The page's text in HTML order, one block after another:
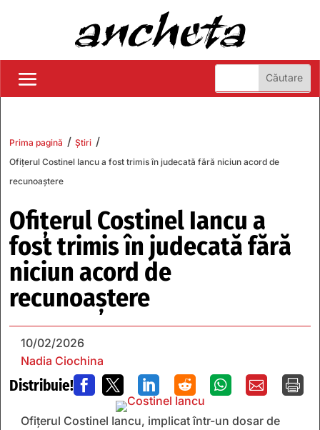
Prima pagină / Știri /
Ofițerul Costinel Iancu a fost trimis în judecată fără niciun acord de
recunoaștere
Ofițerul Costinel Iancu a
fost trimis în judecată fără
niciun acord de
recunoaștere
10/02/2026
Nadia Ciochina
Distribuie!       
Ofițerul Costinel Iancu, implicat într-un dosar de